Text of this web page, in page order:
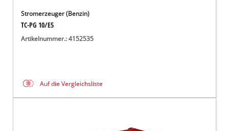
Stromerzeuger (Benzin)
TC-PG 10/E5
Artikelnummer.: 4152535
Auf die Vergleichsliste